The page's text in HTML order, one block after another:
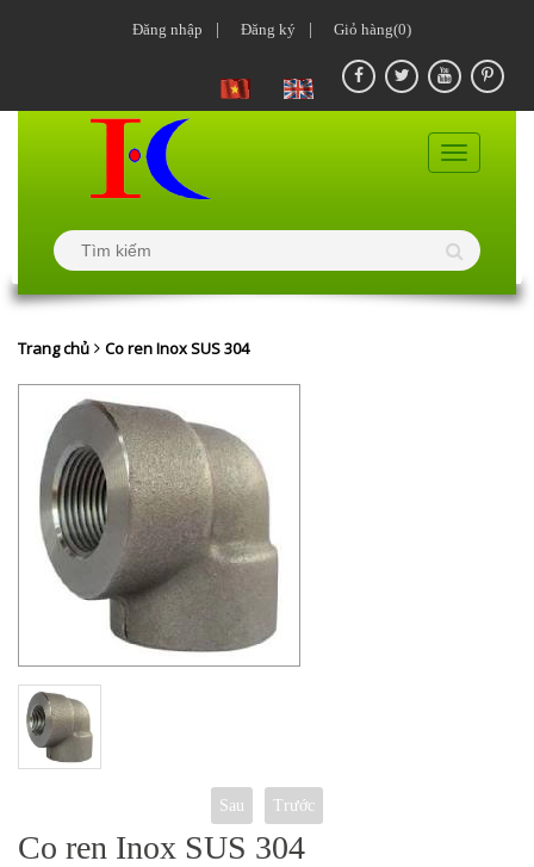
Đăng nhập Đăng ký Giỏ hàng(0)
Trang chủ Co ren Inox SUS 304
Sau Trước
Co ren Inox SUS 304